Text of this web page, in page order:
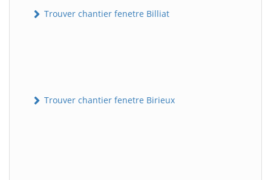
Trouver chantier fenetre Billiat
Trouver chantier fenetre Birieux